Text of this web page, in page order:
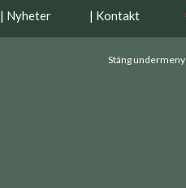
| Nyheter | Kontakt
Stäng undermeny